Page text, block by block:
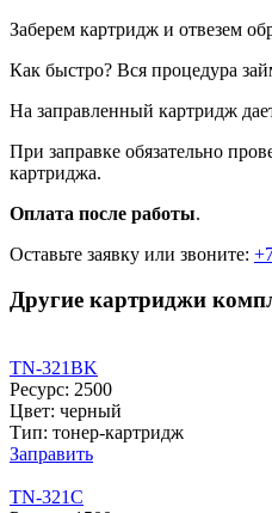
Заберем картридж и отвезем
Как быстро? Вся процедура
На заправленный картридж
При заправке обязательно
картриджа.
Оплата после работы.
Оставьте заявку или звоните:
Другие картриджи
TN-321BK
Ресурс: 2500
Цвет: черный
Тип: тонер-картридж
Заправить
TN-321C